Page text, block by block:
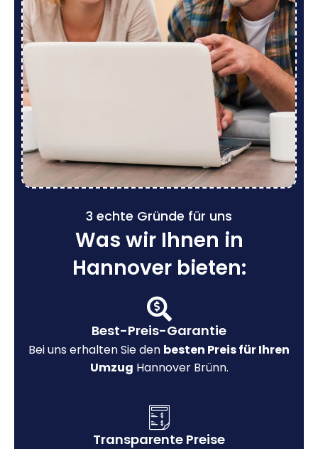
3 echte Gründe für uns
Was wir Ihnen in
Hannover bieten:
Best-Preis-Garantie
Bei uns erhalten Sie den besten Preis für Ihren
Umzug Hannover Brünn.
Transparente Preise